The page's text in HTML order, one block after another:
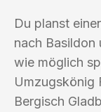
Du planst
nach Basildon
wie möglich
Umzugskönig
Bergisch